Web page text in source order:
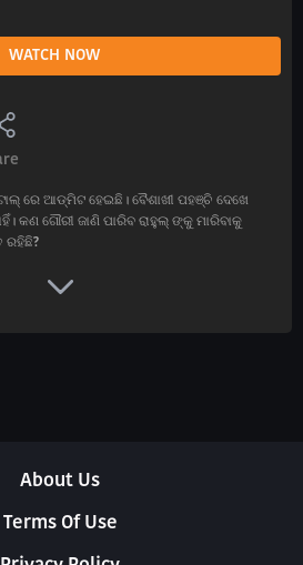
WATCH NOW
ରେ ଆଡ୍ମିଟ ହେଇଛି। ବୈଶାଖୀ ପହଞ୍ଚି ଦେଖେ
କଣ ଗୌରୀ ଜାଣି ପାରିବ ରାହୁଲ୍ ଙ୍କୁ ମାରିବାକୁ
ରହିଛି?
About Us
Terms Of Use